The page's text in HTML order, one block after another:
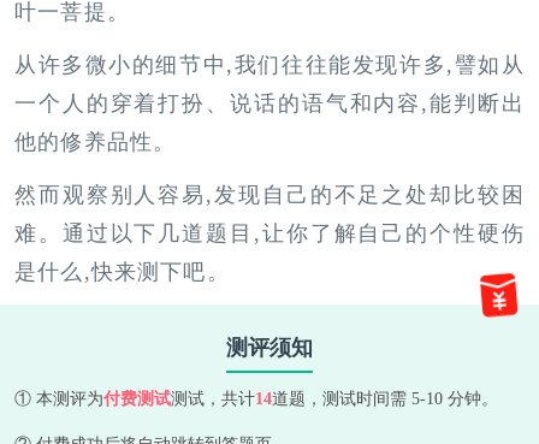
叶一菩提。
从许多微小的细节中,我们往往能发现许多,譬如从
一个人的穿着打扮、说话的语气和内容,能判断出
他的修养品性。
然而观察别人容易,发现自己的不足之处却比较困
难。通过以下几道题目,让你了解自己的个性硬伤
是什么,快来测下吧。
测评须知
① 本测评为付费测试测试，共计14道题，测试时间需 5-10 分钟。